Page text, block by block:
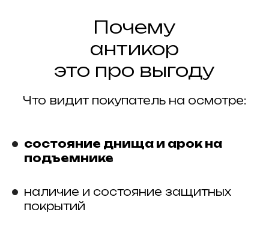
Почему
антикор
это про выгоду
Что видит покупатель на осмотре:
состояние днища и арок на
подъемнике
наличие и состояние защитных
покрытий